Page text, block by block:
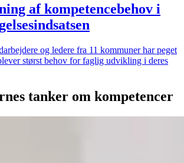
af kompetencebehov i
og ledere fra 11 kommuner har peget
størst behov for faglig udvikling i deres
tanker om kompetencer